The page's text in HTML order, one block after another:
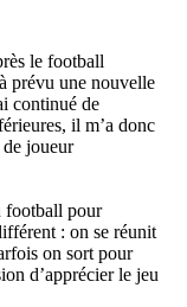
le football
prévu une nouvelle
continué de
il m’a donc
de joueur
football pour
: on se réunit
on sort pour
d’apprécier le jeu